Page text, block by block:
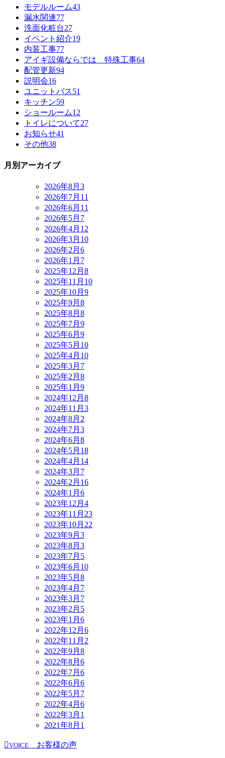
モデルルーム43
漏水関連77
洗面化粧台27
イベント紹介19
内装工事77
アイギ設備ならでは 特殊工事64
配管更新94
説明会16
ユニットバス51
キッチン59
ショールーム12
トイレについて27
お知らせ41
その他38
月別アーカイブ
2026年8月 3
2026年7月 11
2026年6月 11
2026年5月 7
2026年4月 12
2026年3月 10
2026年2月 6
2026年1月 7
2025年12月 8
2025年11月 10
2025年10月 9
2025年9月 8
2025年8月 8
2025年7月 9
2025年6月 9
2025年5月 10
2025年4月 10
2025年3月 7
2025年2月 8
2025年1月 9
2024年12月 8
2024年11月 3
2024年8月 2
2024年7月 3
2024年6月 8
2024年5月 18
2024年4月 14
2024年3月 7
2024年2月 16
2024年1月 6
2023年12月 4
2023年11月 23
2023年10月 22
2023年9月 3
2023年8月 3
2023年7月 5
2023年6月 10
2023年5月 8
2023年4月 7
2023年3月 7
2023年2月 5
2023年1月 6
2022年12月 6
2022年11月 2
2022年9月 8
2022年8月 6
2022年7月 6
2022年6月 6
2022年5月 7
2022年4月 6
2022年3月 1
2021年8月 1
VOICE お客様の声